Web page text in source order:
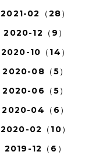
2021-02（28）
2020-12（9）
2020-10（14）
2020-08（5）
2020-06（5）
2020-04（6）
2020-02（10）
2019-12（6）